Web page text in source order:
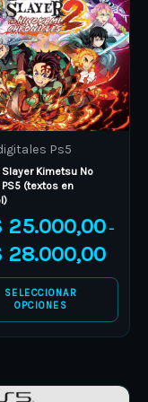
Ps5
Kimetsu No
PS5 (textos en
25.000,00 –
28.000,00
SELECCIONAR
OPCIONES
Price